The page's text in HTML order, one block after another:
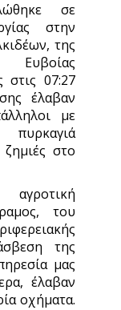
σε
στην
της
Ευβοίας
στις 07:27
έλαβαν
με
στο
του
της
μας
έλαβαν
οχήματα.